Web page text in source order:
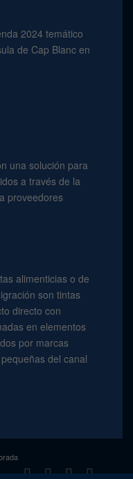
2024 temático
de Cap Blanc en
una solución para
a través de la
proveedores
alimenticias o de
son tintas
directo con
en elementos
por marcas
del canal